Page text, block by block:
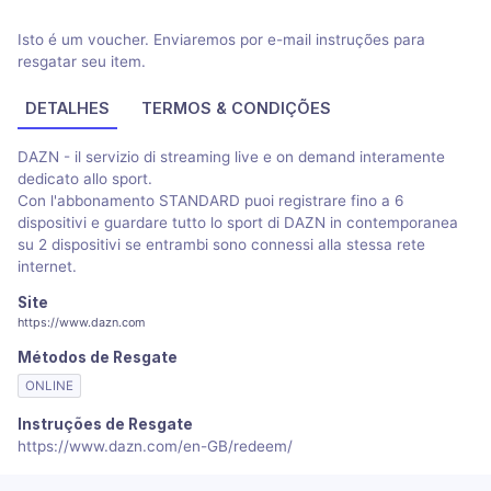
Isto é um voucher. Enviaremos por e-mail instruções para
resgatar seu item.
DETALHES TERMOS & CONDIÇÕES
DAZN - il servizio di streaming live e on demand interamente
dedicato allo sport.
Con l'abbonamento STANDARD puoi registrare fino a 6
dispositivi e guardare tutto lo sport di DAZN in contemporanea
su 2 dispositivi se entrambi sono connessi alla stessa rete
internet.
Site
https://www.dazn.com
Métodos de Resgate
ONLINE
Instruções de Resgate
https://www.dazn.com/en-GB/redeem/